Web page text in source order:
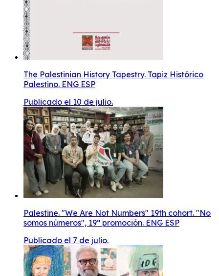
The Palestinian History Tapestry. Tapiz Histórico
Palestino. ENG ESP
Publicado el 10 de julio.
Palestine. "We Are Not Numbers" 19th cohort. "No
somos números", 19ª promoción. ENG ESP
Publicado el 7 de julio.